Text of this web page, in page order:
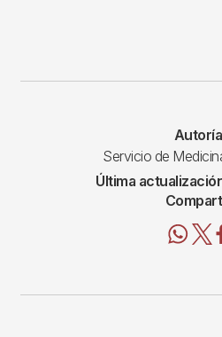
Autoría
Servicio de
Última